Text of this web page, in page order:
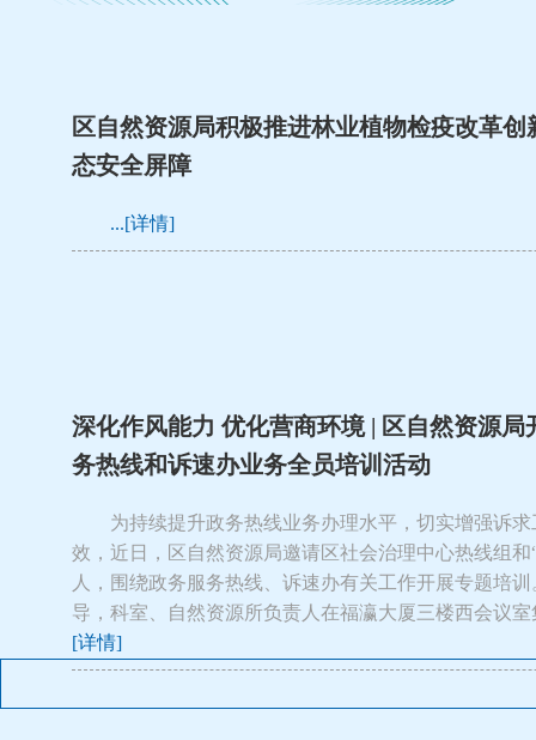
区自然资源局积极推进林业植物检疫改革创
态安全屏障
...[详情]
深化作风能力 优化营商环境 | 区自然资源局
务热线和诉速办业务全员培训活动
为持续提升政务热线业务办理水平，切实增强诉
效，近日，区自然资源局邀请区社会治理中心热线组和
人，围绕政务服务热线、诉速办有关工作开展专题培
导，科室、自然资源所负责人在福瀛大厦三楼西会议
[详情]